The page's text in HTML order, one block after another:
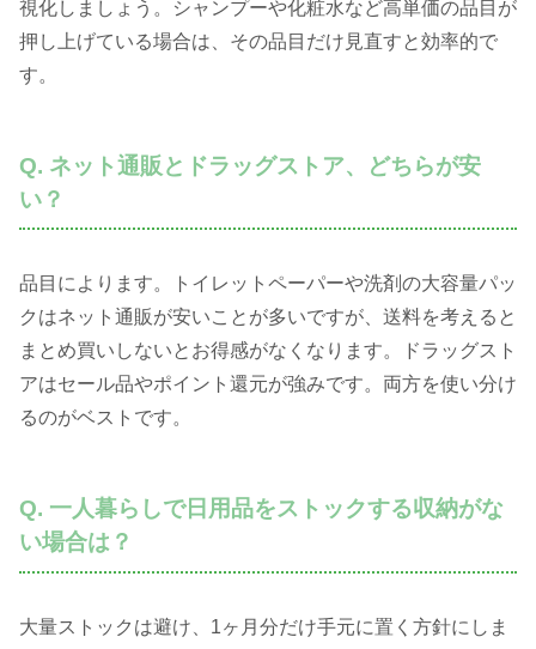
視化しましょう。シャンプーや化粧水など高単価の品目が
押し上げている場合は、その品目だけ見直すと効率的で
す。
Q. ネット通販とドラッグストア、どちらが安
い？
品目によります。トイレットペーパーや洗剤の大容量パッ
クはネット通販が安いことが多いですが、送料を考えると
まとめ買いしないとお得感がなくなります。ドラッグスト
アはセール品やポイント還元が強みです。両方を使い分け
るのがベストです。
Q. 一人暮らしで日用品をストックする収納がな
い場合は？
大量ストックは避け、1ヶ月分だけ手元に置く方針にしま